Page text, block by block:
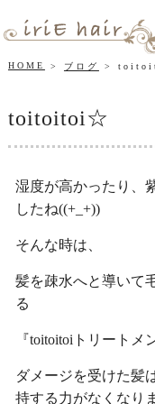
HOME ブログ
toitoitoi☆
湿度が高かったり、
したね((+_+))
そんな時は、
髪を疎水へと導いて
る
『toitoitoiトリートメ
ダメージを受けた髪
持する力がなくなり